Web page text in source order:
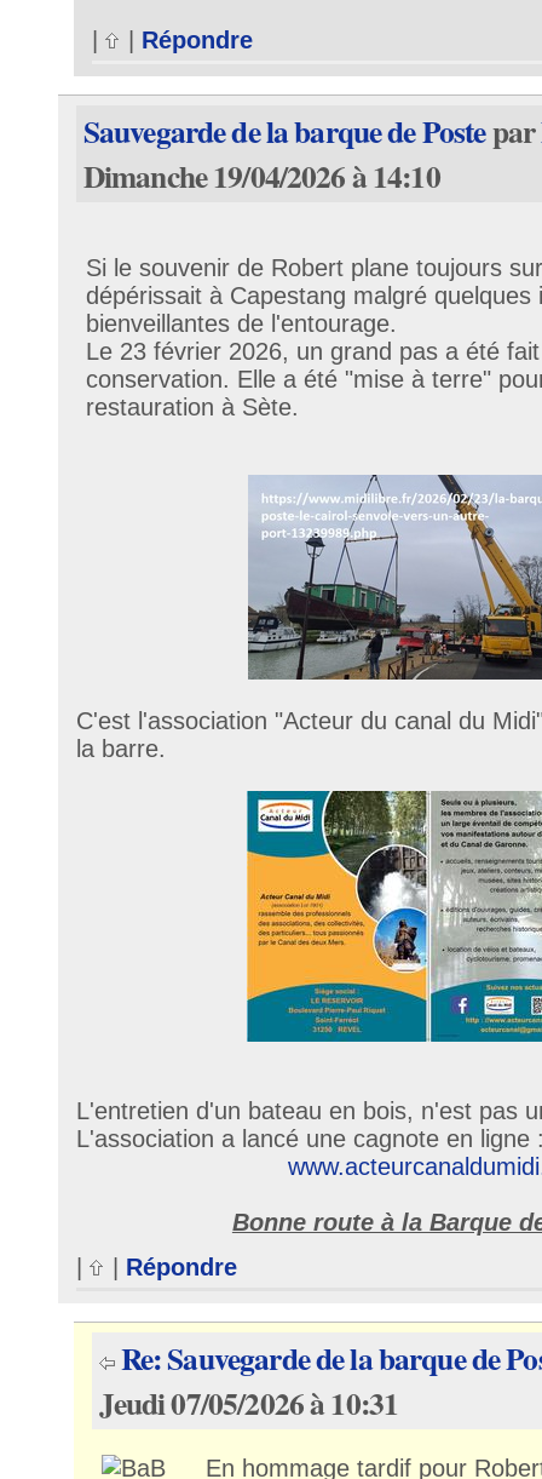
| | Répondre
Sauvegarde de la barque de Postepar
Dimanche 19/04/2026 à 14:10
Si le souvenir de Robert plane toujours
dépérissait à Capestang malgré quelques
bienveillantes de l'entourage.
Le 23 février 2026, un grand pas a été
conservation. Elle a été "mise à terre"
restauration à Sète.
C'est l'association "Acteur du canal du
la barre.
L'entretien d'un bateau en bois, n'est pas
L'association a lancé une cagnote en ligne
Bonne route à la Barque
Répondre
Re: Sauvegarde de la barque de
Jeudi 07/05/2026 à 10:31
En hommage tardif pour